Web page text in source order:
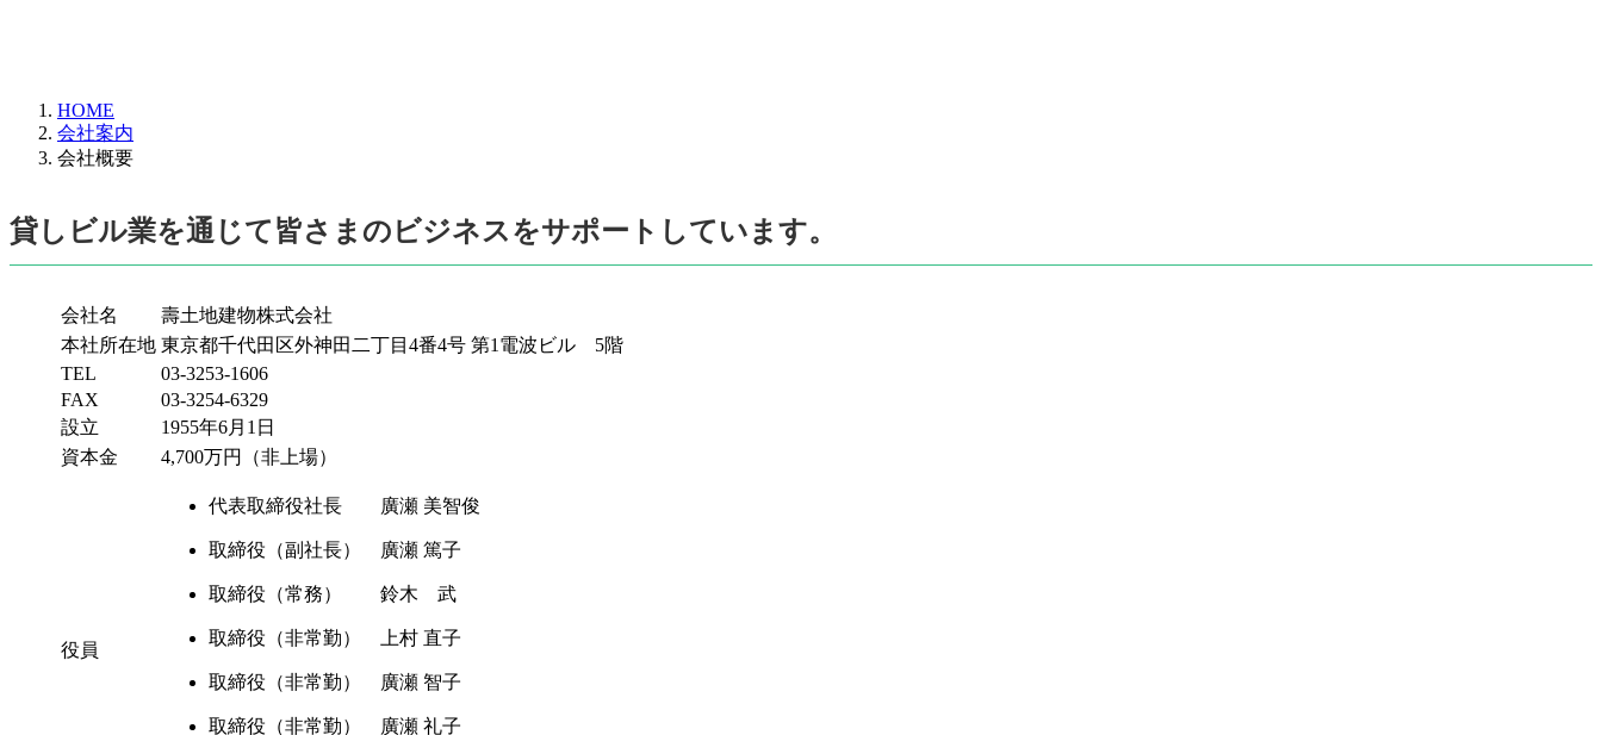
HOME
会社案内
会社概要
貸しビル業を通じて皆さまのビジネスをサポートしています。
会社名
壽土地建物株式会社
本社所在地 東京都千代田区外神田二丁目4番4号 第1電波ビル 5階
TEL
03-3253-1606
FAX
03-3254-6329
設立
1955年6月1日
資本金
4,700万円（非上場）
役員
代表取締役社長 廣瀬 美智俊
取締役（副社長） 廣瀬 篤子
取締役（常務） 鈴木 武
取締役（非常勤） 上村 直子
取締役（非常勤） 廣瀬 智子
取締役（非常勤） 廣瀬 礼子